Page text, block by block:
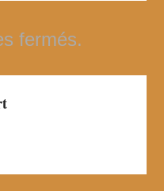
fermés.